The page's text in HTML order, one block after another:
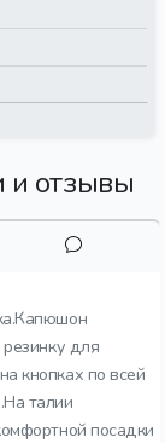
и отзывы
для
кнопках по всей
талии
посадки